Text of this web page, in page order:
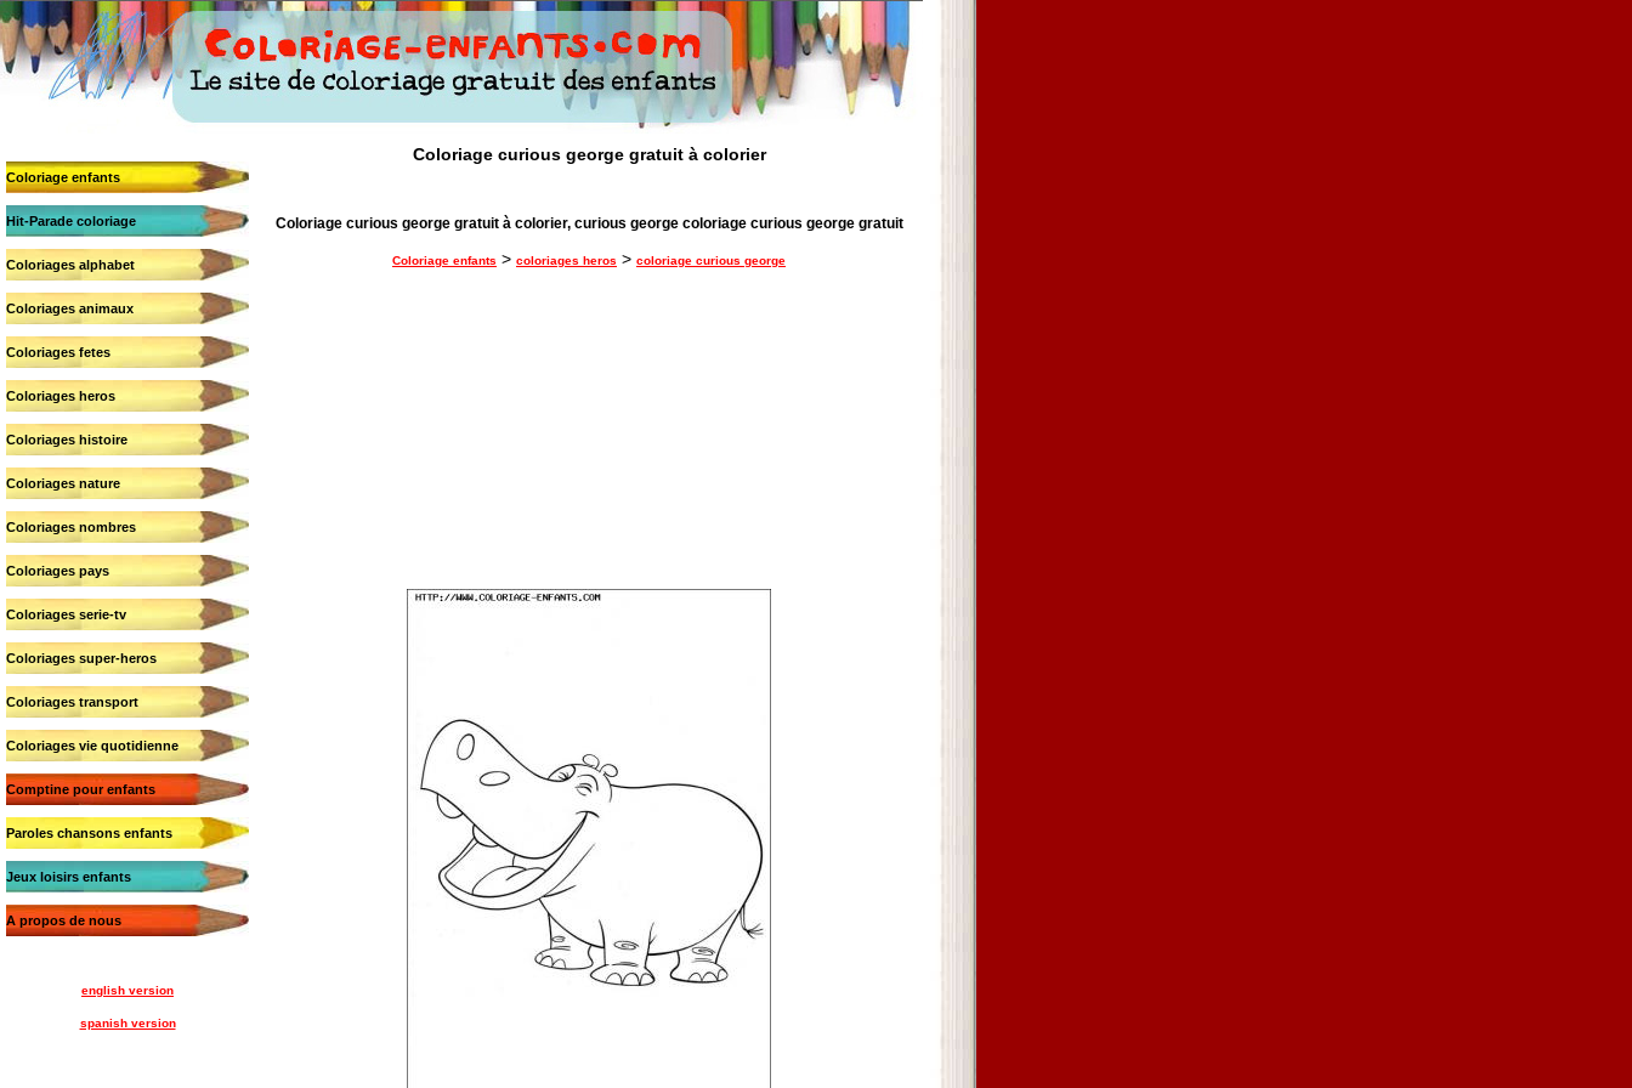
Coloriage enfants
Hit-Parade coloriage
Coloriages alphabet
Coloriages animaux
Coloriages fetes
Coloriages heros
Coloriages histoire
Coloriages nature
Coloriages nombres
Coloriages pays
Coloriages serie-tv
Coloriages super-heros
Coloriages transport
Coloriages vie quotidienne
Comptine pour enfants
Paroles chansons enfants
Jeux loisirs enfants
A propos de nous
english version
spanish version
Coloriage curious george gratuit à colorier
Coloriage curious george gratuit à colorier, curious george coloriage curious george gratuit
Coloriage enfants > coloriages heros > coloriage curious george